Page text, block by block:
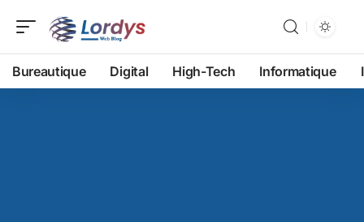
Bureautique Digital High-Tech Informatique